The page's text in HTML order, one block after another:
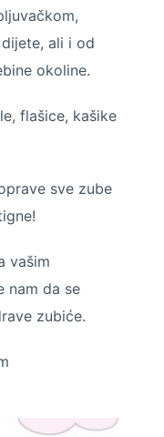
ali i od
okoline.
flašice, kašike
sve zube
vašim
nam da se
zubiće.